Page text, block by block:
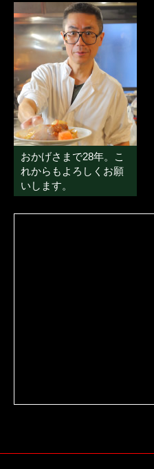
おかげさまで28年。こ
れからもよろしくお願
いします。